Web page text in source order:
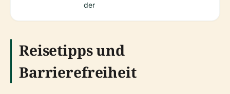
der
Reisetipps und
Barrierefreiheit